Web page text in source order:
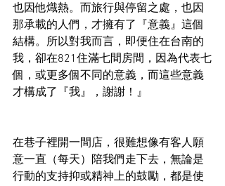
也因他熾熱。而旅行與停留之處，也因
那承載的人們，才擁有了『意義』這個
結構。所以對我而言，即便住在台南的
我，卻在821住滿七間房間，因為代表七
個，或更多個不同的意義，而這些意義
才構成了『我』，謝謝！』
在巷子裡開一間店，很難想像有客人願
意一直（每天）陪我們走下去，無論是
行動的支持抑或精神上的鼓勵，都是使